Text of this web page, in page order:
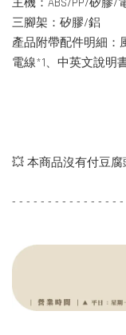
三腳架：矽膠/鋁
產品附帶配件明細：
電線*1、中英文說明
💥 本商品沒有付豆腐
- - - - - - - - - - - - - - -